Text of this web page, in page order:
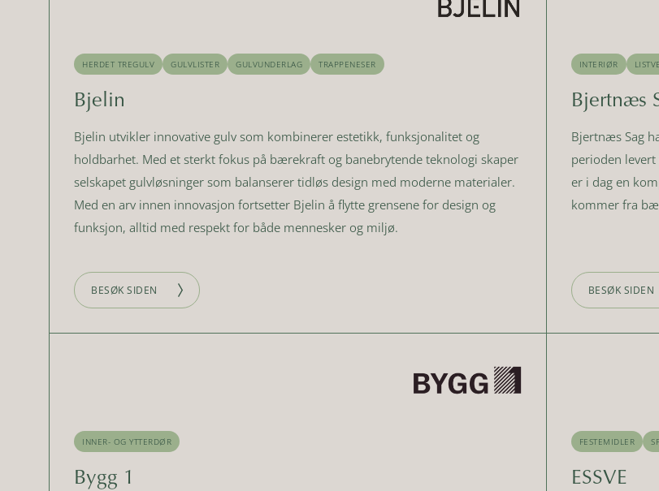
HERDET TREGULV GULVLISTER GULVUNDERLAG TRAPPENESER
Bjelin
Bjelin utvikler innovative gulv som kombinerer estetikk, funksjonalitet og
holdbarhet. Med et sterkt fokus på bærekraft og banebrytende teknologi skaper
selskapet gulvløsninger som balanserer tidløs design med moderne materialer.
Med en arv innen innovasjon fortsetter Bjelin å flytte grensene for design og
funksjon, alltid med respekt for både mennesker og miljø.
BESØK SIDEN
INTERIØR
Bjertnæs
Bjertnæs Sag
perioden
er i dag en
kommer fra
BESØK SIDEN
INNER- OG YTTERDØR
Bygg 1
FESTEMIDLER
ESSVE